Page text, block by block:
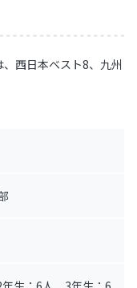
西日本ベスト8、九州